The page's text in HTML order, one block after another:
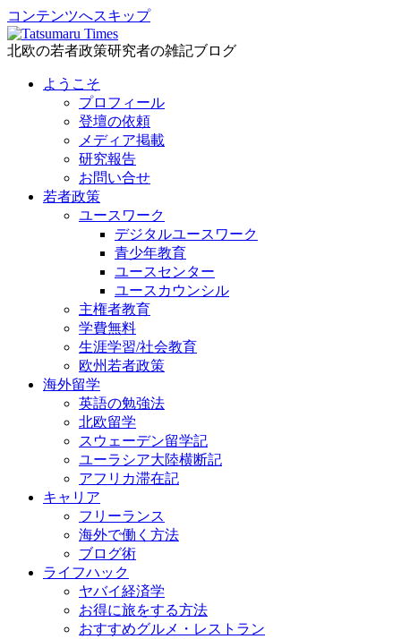
コンテンツへスキップ
北欧の若者政策研究者の雑記ブログ
ようこそ
プロフィール
登壇の依頼
メディア掲載
研究報告
お問い合せ
若者政策
ユースワーク
デジタルユースワーク
青少年教育
ユースセンター
ユースカウンシル
主権者教育
学費無料
生涯学習/社会教育
欧州若者政策
海外留学
英語の勉強法
北欧留学
スウェーデン留学記
ユーラシア大陸横断記
アフリカ滞在記
キャリア
フリーランス
海外で働く方法
ブログ術
ライフハック
ヤバイ経済学
お得に旅をする方法
おすすめグルメ・レストラン